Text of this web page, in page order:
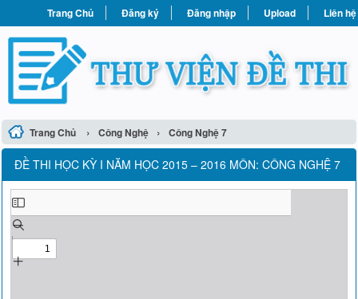
Trang Chủ Đăng ký Đăng nhập Upload Liên hệ
Trang Chủ › Công Nghệ › Công Nghệ 7
ĐỀ THI HỌC KỲ I NĂM HỌC 2015 – 2016 MÔN: CÔNG NGHỆ 7